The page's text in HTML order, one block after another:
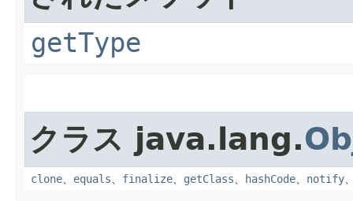
getType
クラス java.lang.
clone、 equals、 finalize、 getClass、 hashCode、 notify